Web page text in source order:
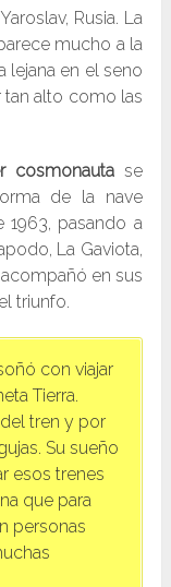
Rusia. La
mucho a la
lejana en el seno
alto como las
cosmonautase
de la nave
pasando a
La Gaviota,
en sus
triunfo.
con viajar
Tierra.
tren y por
Su sueño
esos trenes
que para
personas